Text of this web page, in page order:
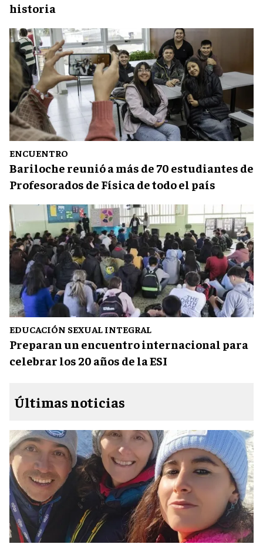
historia
ENCUENTRO
Bariloche reunió a más de 70 estudiantes de
Profesorados de Física de todo el país
EDUCACIÓN SEXUAL INTEGRAL
Preparan un encuentro internacional para
celebrar los 20 años de la ESI
Últimas noticias